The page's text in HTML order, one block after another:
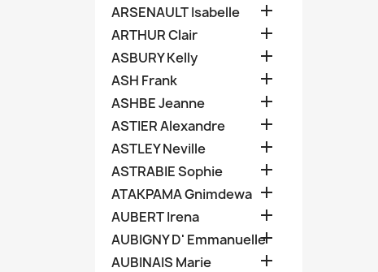
ARSENAULT Isabelle 
ARTHUR Clair 
ASBURY Kelly 
ASH Frank 
ASHBE Jeanne 
ASTIER Alexandre 
ASTLEY Neville 
ASTRABIE Sophie 
ATAKPAMA Gnimdewa 
AUBERT Irena 
AUBIGNY D' Emmanuelle
AUBINAIS Marie 